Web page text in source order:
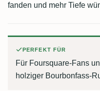
fanden und mehr Tiefe
PERFEKT FÜR
Für Foursquare-Fans
holziger Bourbonfass-